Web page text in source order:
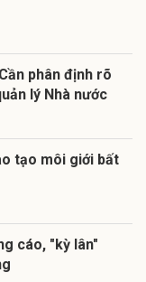
phân định rõ
lý Nhà nước
tạo môi giới bất
cáo, "kỳ lân"